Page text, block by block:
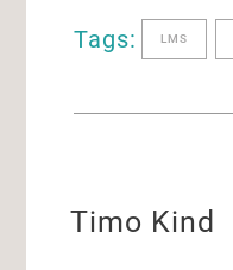
Tags: LMS
Timo Kind